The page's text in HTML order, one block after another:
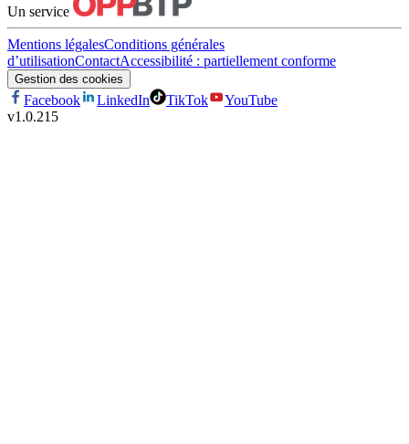
Un service
Mentions légalesConditions générales
d’utilisationContactAccessibilité : partiellement conforme
Gestion des cookies
Facebook LinkedIn TikTok
YouTube
v1.0.215